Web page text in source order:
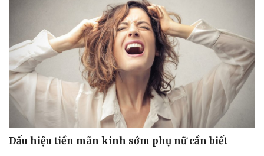
Dấu hiệu tiền mãn kinh sớm phụ nữ cần biết